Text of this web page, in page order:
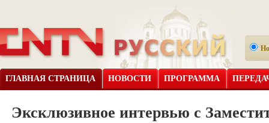
ГЛАВНАЯ СТРАНИЦА НОВОСТИ ПРОГРАММА
Эксклюзивное интервью с